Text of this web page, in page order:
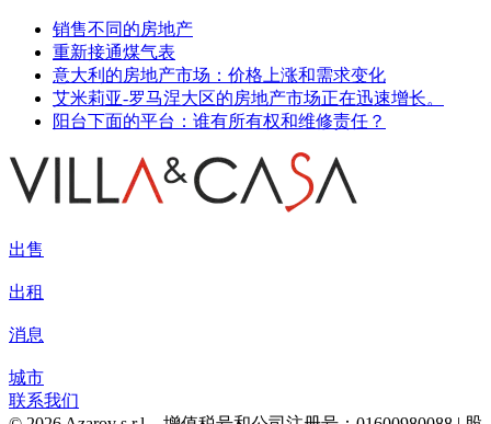
销售不同的房地产
重新接通煤气表
意大利的房地产市场：价格上涨和需求变化
艾米莉亚-罗马涅大区的房地产市场正在迅速增长。
阳台下面的平台：谁有所有权和维修责任？
出售
出租
消息
城市
联系我们